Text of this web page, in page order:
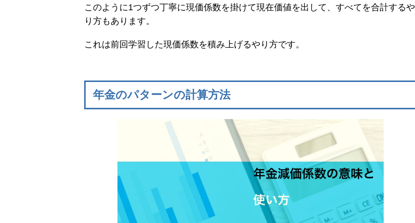
このように1つずつ丁寧に現価係数を掛けて現在価値を出して、すべてを合計するや
り方もあります。
これは前回学習した現価係数を積み上げるやり方です。
年金のパターンの計算方法